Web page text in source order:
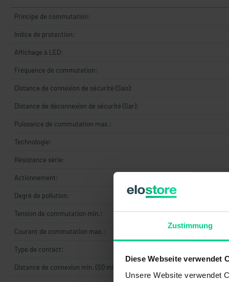
Zustimmung
Diese Webseite verwendet
Unsere Website verwendet
Principe de commutation:
Indice de protection:
Affichage à LED:
Fréquence de commutation:
Distance de connexion de sécurité (Sao):
Distance de déconnexion de sécurité (Sar):
Puissance de commutation max.:
Technologie:
Résistance série:
Actionnement:
Degré de pollution:
Tension de commutation min.:
Courant de commutation max.:
Type de contact:
Distance de connexion min. (S0 min.):